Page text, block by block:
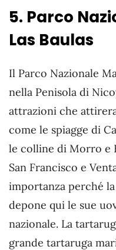
5. Parco
Las Baulas
Il Parco Nazionale
nella Penisola di
attrazioni che
come le spiagge di
le colline di Morro e
San Francisco e
importanza perché
depone qui le sue
nazionale. La
grande tartaruga